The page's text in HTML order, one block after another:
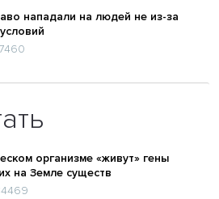
нападали на людей не из-за
организме «живут» гены
на Земле существ